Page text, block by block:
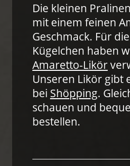
Die kleinen
mit einem feinen
Geschmack. Für
Kügelchen haben
Amaretto-Likör
Unseren Likör gibt
bei Shöpping.
schauen und
bestellen.